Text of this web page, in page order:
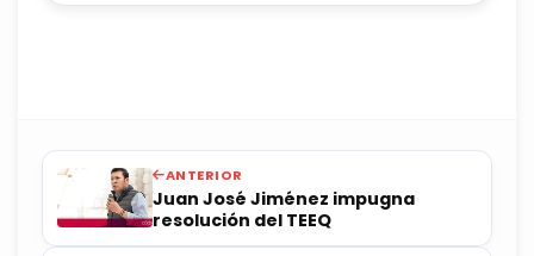
ANTERIOR
Juan José Jiménez impugna
resolución del TEEQ